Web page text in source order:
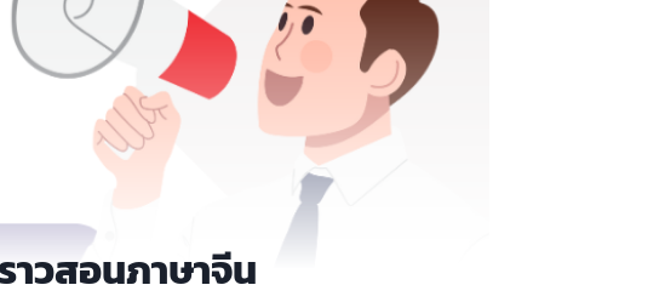
าวสอนภาษาจีน